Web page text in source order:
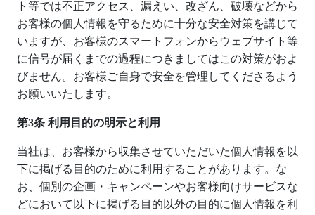
ト等では不正アクセス、漏えい、改ざん、破壊などから
お客様の個人情報を守るために十分な安全対策を講じて
いますが、お客様のスマートフォンからウェブサイト等
に信号が届くまでの過程につきましてはこの対策がおよ
びません。お客様ご自身で安全を管理してくださるよう
お願いいたします。
第3条 利用目的の明示と利用
当社は、お客様から収集させていただいた個人情報を以
下に掲げる目的のために利用することがあります。な
お、個別の企画・キャンペーンやお客様向けサービスな
どにおいて以下に掲げる目的以外の目的に個人情報を利